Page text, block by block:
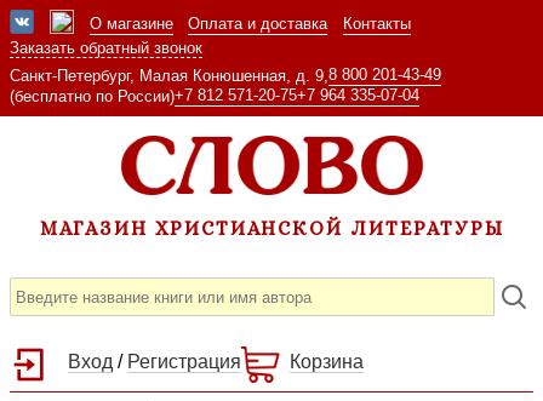
О магазине Оплата и доставка
Контакты
Заказать обратный звонок
Санкт-Петербург, Малая Конюшенная, д. 9, 8 800 201-43-49
(бесплатно по России)+7 812 571-20-75+7 964 335-07-04
МАГАЗИН ХРИСТИАНСКОЙ ЛИТЕРАТУРЫ
Вход / Регистрация Корзина